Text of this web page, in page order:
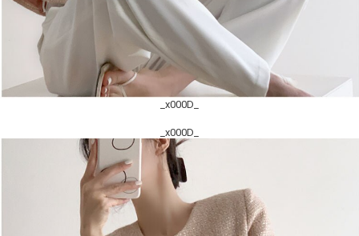
_x000D_
_x000D_